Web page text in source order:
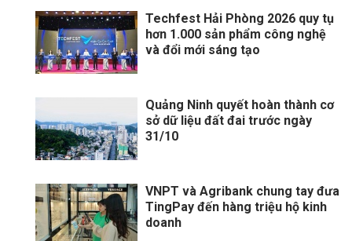
Techfest Hải Phòng 2026 quy tụ
hơn 1.000 sản phẩm công nghệ
và đổi mới sáng tạo
Quảng Ninh quyết hoàn thành cơ
sở dữ liệu đất đai trước ngày
31/10
VNPT và Agribank chung tay đưa
TingPay đến hàng triệu hộ kinh
doanh